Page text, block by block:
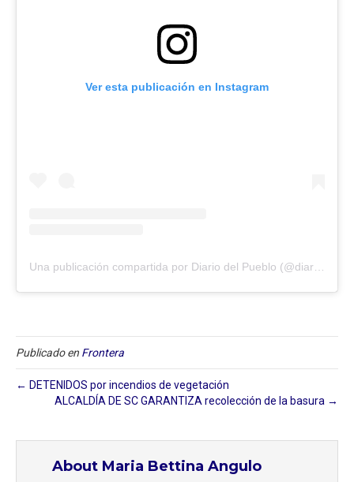
Ver esta publicación en Instagram
Publicado en Frontera
← DETENIDOS por incendios de vegetación
ALCALDÍA DE SC GARANTIZA recolección de la basura →
About Maria Bettina Angulo